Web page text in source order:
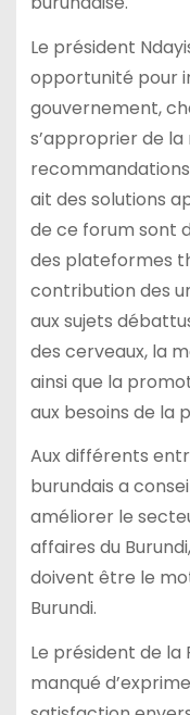
Le président
opportunité pour
gouvernement,
s’approprier de
recommandations
ait des solutions
de ce forum sont
des plateformes
contribution des
aux sujets
des cerveaux, la
ainsi que la
aux besoins de la
Aux différents
burundais a
améliorer le
affaires du
doivent être le
Burundi.
Le président de la
manqué